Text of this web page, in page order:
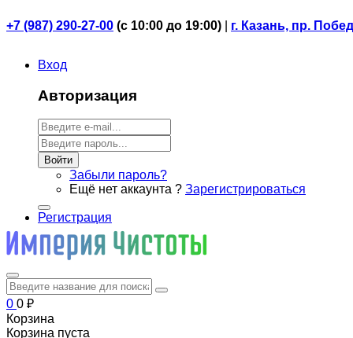
+7 (987) 290-27-00 (с 10:00 до 19:00) г. Казань, пр.
Вход
Авторизация
Войти
Забыли пароль?
Ещё нет аккаунта ? Зарегистрироваться
Регистрация
0 0 ₽
Корзина
Корзина пуста